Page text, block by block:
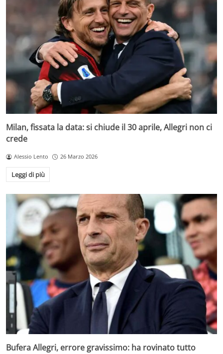
Milan, fissata la data: si chiude il 30 aprile, Allegri non ci
crede
Alessio Lento 26 Marzo 2026
Leggi di più
Bufera Allegri, errore gravissimo: ha rovinato tutto